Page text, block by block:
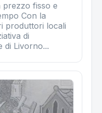
prezzo fisso e
Con la
produttori locali
di
di Livorno...